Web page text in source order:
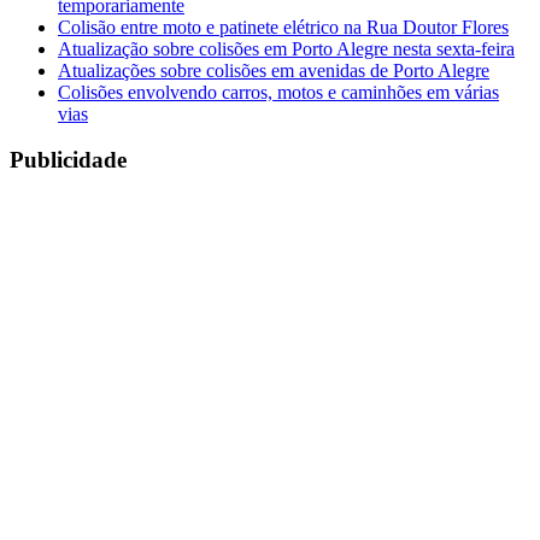
temporariamente
Colisão entre moto e patinete elétrico na Rua Doutor Flores
Atualização sobre colisões em Porto Alegre nesta sexta-feira
Atualizações sobre colisões em avenidas de Porto Alegre
Colisões envolvendo carros, motos e caminhões em várias
vias
Publicidade